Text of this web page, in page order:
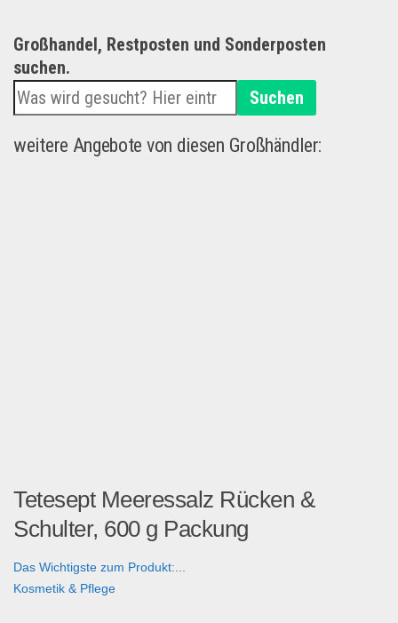
Großhandel, Restposten und Sonderposten
suchen.
Suchen
weitere Angebote von diesen Großhändler:
Tetesept Meeressalz Rücken &
Schulter, 600 g Packung
Das Wichtigste zum Produkt:...
Kosmetik & Pflege